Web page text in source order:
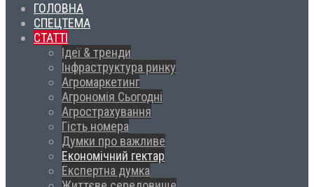
ГОЛОВНА
СПЕЦТЕМА
СТАТТІ
Ідеї & тренди
Інфраструктура ринку
Агромаркетинг
Агрономія Сьогодні
Агрострахування
Гість номера
Думки про важливе
Економічний гектар
Експертна думка